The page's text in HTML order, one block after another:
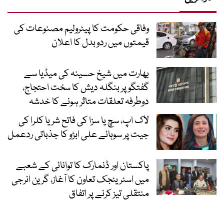
وفاقی حکومت کا پیٹرولیم مصنوعات کی
قیمتوں میں ردوبدل کا اعلان
بھارت میں شیخ حسینہ کی میڈیا سے
گفتگو پر بنگلہ دیش کا سخت احتجاج،
دوطرفہ تعلقات متاثر ہونے کا خدشہ
لاک اپ، سچ یا سزا کی فاتح شریا کلرا کی
جیت پر سوہائے علی ابڑو کا جذباتی ردعمل
پاکستان اور ڈنمارک کا توانائی کے شعبے
میں اسٹریٹجک تعاون کا آغاز، گرین انرجی
منتقلی تیز کرنے پر اتفاق